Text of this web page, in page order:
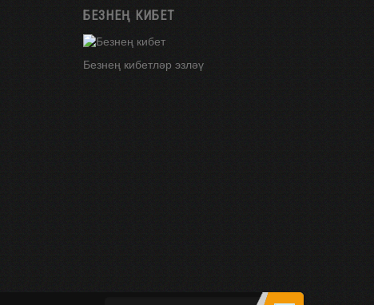
БЕЗНЕҢ КИБЕТ
Безнең кибетләр эзләү